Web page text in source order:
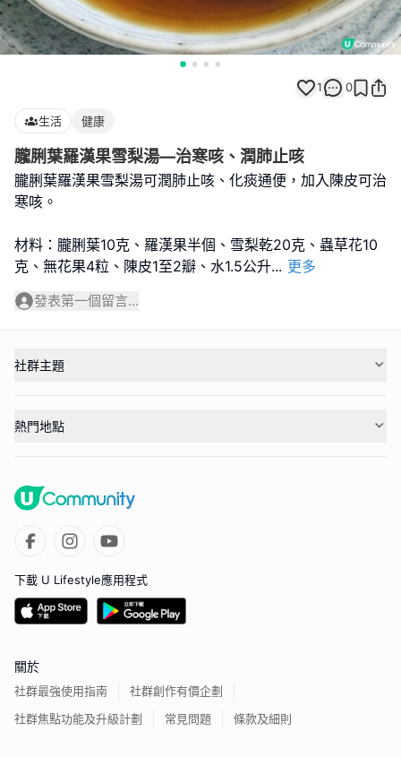
1 0
生活 健康
朧脷葉羅漢果雪梨湯—治寒咳、潤肺止咳
朧脷葉羅漢果雪梨湯可潤肺止咳、化痰通便，加入陳皮可治
寒咳。
材料：朧脷葉10克、羅漢果半個、雪梨乾20克、蟲草花10
克、無花果4粒、陳皮1至2瓣、水1.5公升... 更多
發表第一個留言...
社群主題
熱門地點
下載 U Lifestyle應用程式
關於
社群最強使用指南
社群創作有價企劃
社群焦點功能及升級計劃
常見問題 條款及細則